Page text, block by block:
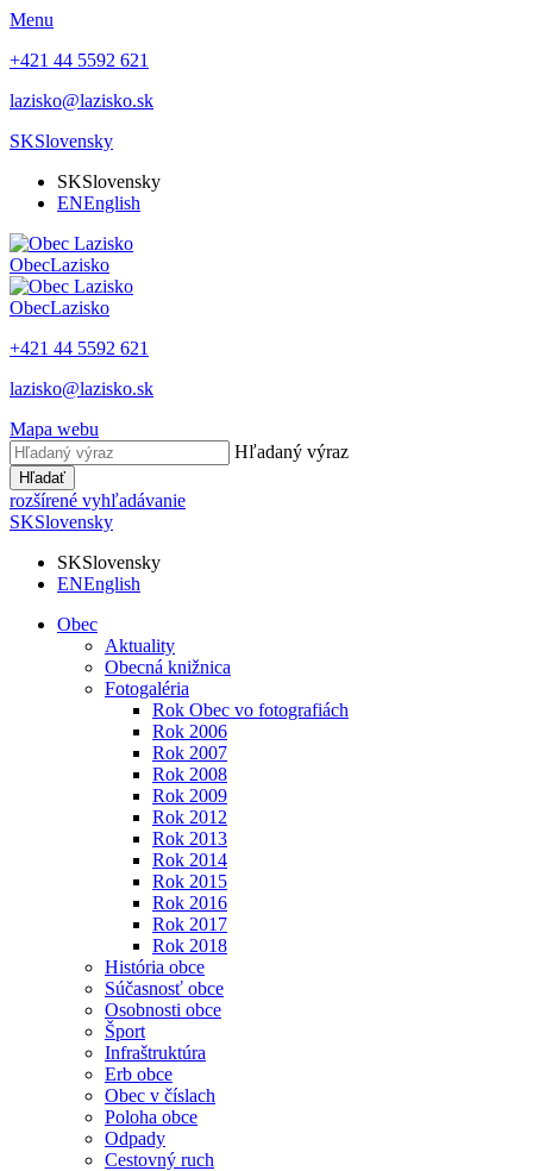
Menu
+421 44 5592 621
lazisko@lazisko.sk
SKSlovensky
SKSlovensky
ENEnglish
ObecLazisko
ObecLazisko
+421 44 5592 621
lazisko@lazisko.sk
Mapa webu
Hľadaný výraz
Hľadať
rozšírené vyhľadávanie
SKSlovensky
SKSlovensky
ENEnglish
Obec
Aktuality
Obecná knižnica
Fotogaléria
Rok Obec vo fotografiách
Rok 2006
Rok 2007
Rok 2008
Rok 2009
Rok 2012
Rok 2013
Rok 2014
Rok 2015
Rok 2016
Rok 2017
Rok 2018
História obce
Súčasnosť obce
Osobnosti obce
Šport
Infraštruktúra
Erb obce
Obec v číslach
Poloha obce
Odpady
Cestovný ruch